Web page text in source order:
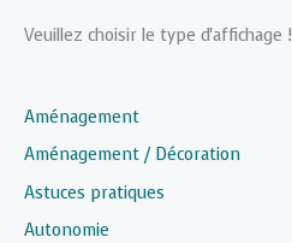
Veuillez choisir le type d'affichage !
Aménagement
Aménagement / Décoration
Astuces pratiques
Autonomie